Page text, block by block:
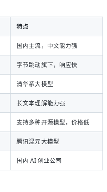
特点
国内主流，中文能力强
字节跳动旗下，响应快
清华系大模型
长文本理解能力强
支持多种开源模型，价格低
腾讯混元大模型
国内 AI 创业公司